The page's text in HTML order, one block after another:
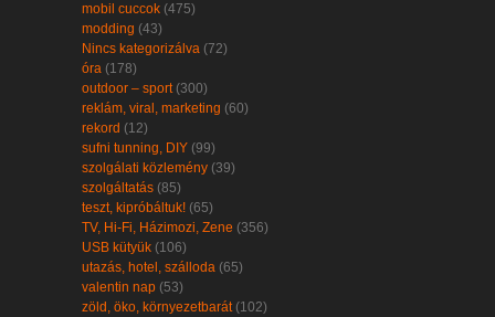
mobil cuccok (475)
modding (43)
Nincs kategorizálva (72)
óra (178)
outdoor – sport(300)
reklám, viral, marketing (60)
rekord (12)
sufni tunning, DIY (99)
szolgálati közlemény (39)
szolgáltatás (85)
teszt, kipróbáltuk! (65)
TV, Hi-Fi, Házimozi, Zene (356)
USB kütyük (106)
utazás, hotel, szálloda (65)
valentin nap (53)
zöld, öko, környezetbarát(102)